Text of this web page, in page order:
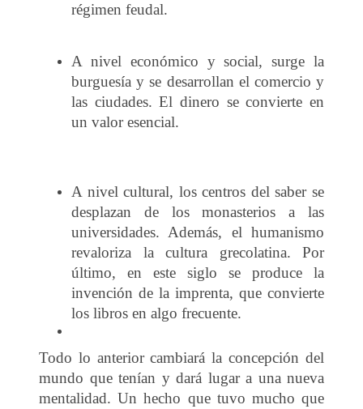
régimen feudal.
A nivel económico y social, surge la
burguesía y se desarrollan el comercio y
las ciudades. El dinero se convierte en
un valor esencial.
A nivel cultural, los centros del saber se
desplazan de los monasterios a las
universidades. Además, el humanismo
revaloriza la cultura grecolatina. Por
último, en este siglo se produce la
invención de la imprenta, que convierte
los libros en algo frecuente.
Todo lo anterior cambiará la concepción del
mundo que tenían y dará lugar a una nueva
mentalidad. Un hecho que tuvo mucho que